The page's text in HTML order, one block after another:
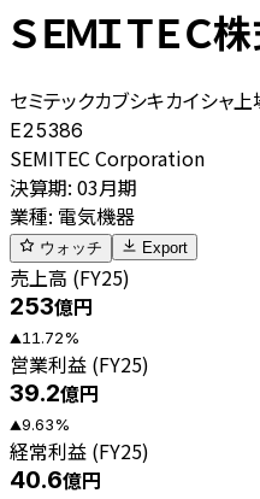
ＳＥＭＩＴＥＣ
セミテックカブシキカイシャ
E25386
SEMITEC Corporation
決算期: 03月期
業種: 電気機器
ウォッチ Export
売上高 (FY25)
253億円
▲11.72%
営業利益 (FY25)
39.2億円
▲9.63%
経常利益 (FY25)
40.6億円